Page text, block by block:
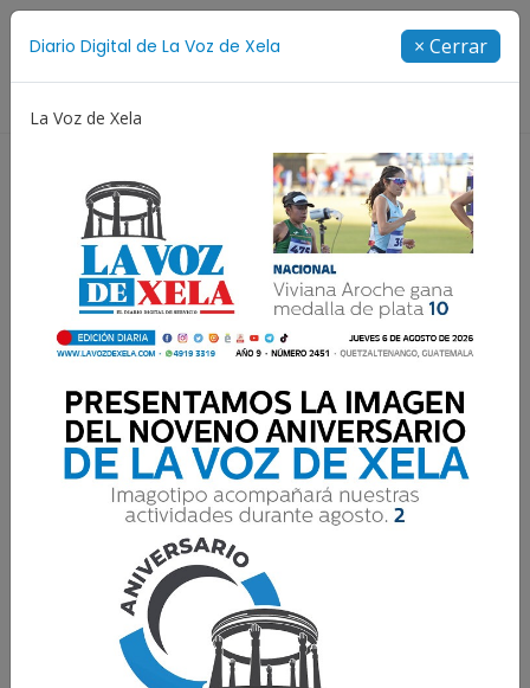
Diario Digital de La Voz de Xela × Cerrar
La Voz de Xela
Buscan a la familia de un
paciente no identificado
en el Robles
Pese a que ingresó al nosocomio en octubre de
2024, sus familiares siguen sin aparecer.
La Voz de Xela 18 Febrero 2025 09:18